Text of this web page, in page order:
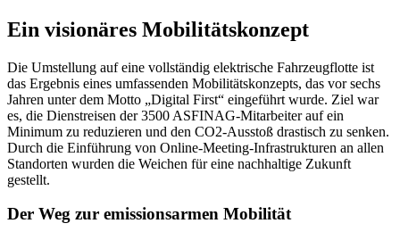
Ein visionäres Mobilitätskonzept
Die Umstellung auf eine vollständig elektrische Fahrzeugflotte ist
das Ergebnis eines umfassenden Mobilitätskonzepts, das vor sechs
Jahren unter dem Motto „Digital First“ eingeführt wurde. Ziel war
es, die Dienstreisen der 3500 ASFINAG-Mitarbeiter auf ein
Minimum zu reduzieren und den CO2-Ausstoß drastisch zu senken.
Durch die Einführung von Online-Meeting-Infrastrukturen an allen
Standorten wurden die Weichen für eine nachhaltige Zukunft
gestellt.
Der Weg zur emissionsarmen Mobilität